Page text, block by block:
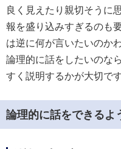
良く見えたり親切そうに
報を盛り込みすぎるのも
は逆に何が言いたいのか
論理的に話をしたいのな
すく説明するかが大切です
論理的に話をできるよ